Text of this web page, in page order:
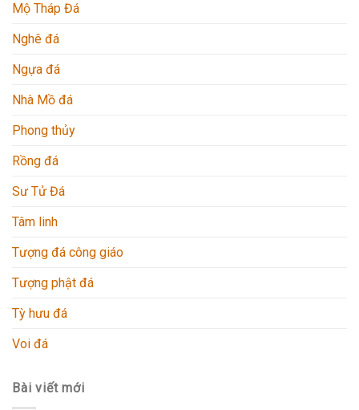
Mộ Tháp Đá
Nghê đá
Ngựa đá
Nhà Mồ đá
Phong thủy
Rồng đá
Sư Tử Đá
Tâm linh
Tượng đá công giáo
Tượng phật đá
Tỳ hưu đá
Voi đá
Bài viết mới